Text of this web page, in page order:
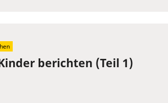
berichten (Teil 1)